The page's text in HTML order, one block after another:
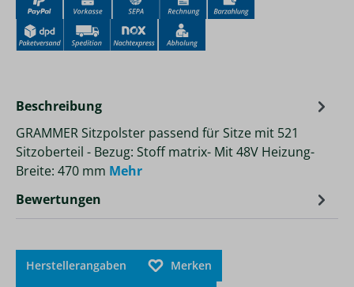
Beschreibung
GRAMMER Sitzpolster passend für Sitze mit 521
Sitzoberteil - Bezug: Stoff matrix- Mit 48V Heizung-
Breite: 470 mm Mehr
Bewertungen
Herstellerangaben Merken